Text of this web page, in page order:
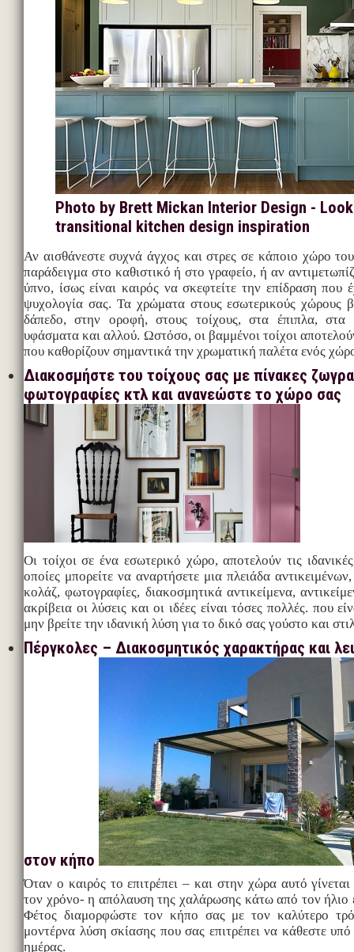
Photo by Brett Mickan Interior Design -
transitional kitchen design inspiration
Αν αισθάνεστε συχνά άγχος και στρες σε κάποιο χώρο
παράδειγμα στο καθιστικό ή στο γραφείο, ή αν
ύπνο, ίσως είναι καιρός να σκεφτείτε την επίδραση που
ψυχολογία σας. Τα χρώματα στους εσωτερικούς χώρους
δάπεδο, στην οροφή, στους τοίχους, στα έπιπλα, στα
υφάσματα και αλλού. Ωστόσο, οι βαμμένοι τοίχοι αποτελούν
που καθορίζουν σημαντικά την χρωματική παλέτα ενός
Διακοσμήστε του τοίχους σας με πίνακες
φωτογραφίες κτλ και ανανεώστε το χώρο σας
Οι τοίχοι σε ένα εσωτερικό χώρο, αποτελούν τις
οποίες μπορείτε να αναρτήσετε μια πλειάδα
κολάζ, φωτογραφίες, διακοσμητικά αντικείμενα,
ακρίβεια οι λύσεις και οι ιδέες είναι τόσες πολλές. που
μην βρείτε την ιδανική λύση για το δικό σας γούστο και
Πέργκολες – Διακοσμητικός χαρακτήρας και
στον κήπο
Όταν ο καιρός το επιτρέπει – και στην χώρα αυτό γίνεται
τον χρόνο- η απόλαυση της χαλάρωσης κάτω από τον ήλιο
Φέτος διαμορφώστε τον κήπο σας με τον καλύτερο
μοντέρνα λύση σκίασης που σας επιτρέπει να κάθεστε
ημέρας.